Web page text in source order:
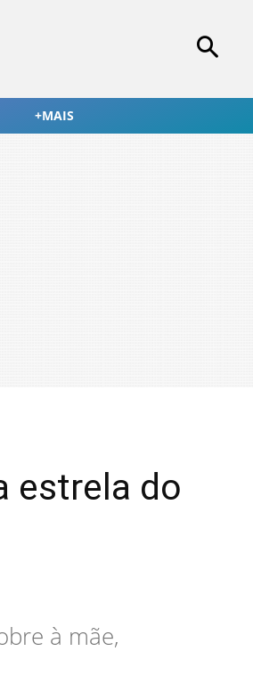
+MAIS
estrela do
à mãe,